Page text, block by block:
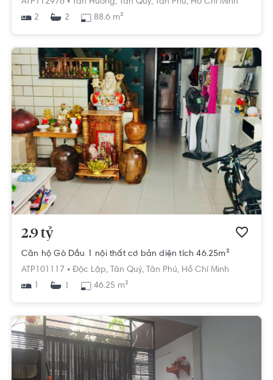
ATP112976 • Tân Hương, Tân Quý, Tân Phú, Hồ Chí Minh
2
2 88.6 m²
2.9 tỷ
Căn hộ Gò Dầu 1 nội thất cơ bản diện tích 46.25m²
ATP101117 • Độc Lập, Tân Quý, Tân Phú, Hồ Chí Minh
1
46.25 m²